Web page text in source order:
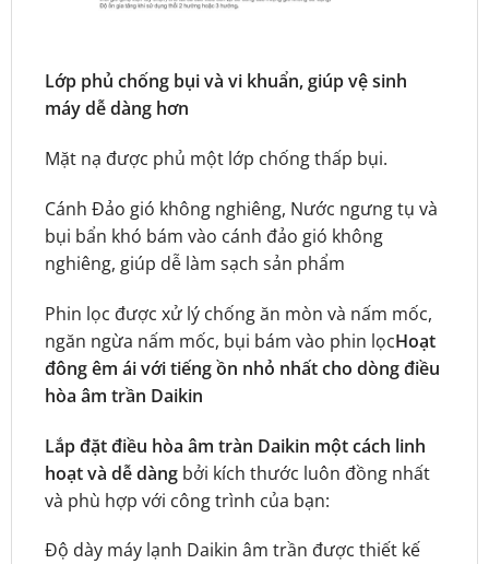
Lớp phủ chống bụi và vi khuẩn, giúp vệ sinh
máy dễ dàng hơn
Mặt nạ được phủ một lớp chống thấp bụi.
Cánh Đảo gió không nghiêng, Nước ngưng tụ và
bụi bẩn khó bám vào cánh đảo gió không
nghiêng, giúp dễ làm sạch sản phẩm
Phin lọc được xử lý chống ăn mòn và nấm mốc,
ngăn ngừa nấm mốc, bụi bám vào phin lọcHoạt
đông êm ái với tiếng ồn nhỏ nhất cho dòng điều
hòa âm trần Daikin
Lắp đặt điều hòa âm tràn Daikin một cách linh
hoạt và dễ dàngbởi kích thước luôn đồng nhất
và phù hợp với công trình của bạn:
Độ dày máy lạnh Daikin âm trần được thiết kế